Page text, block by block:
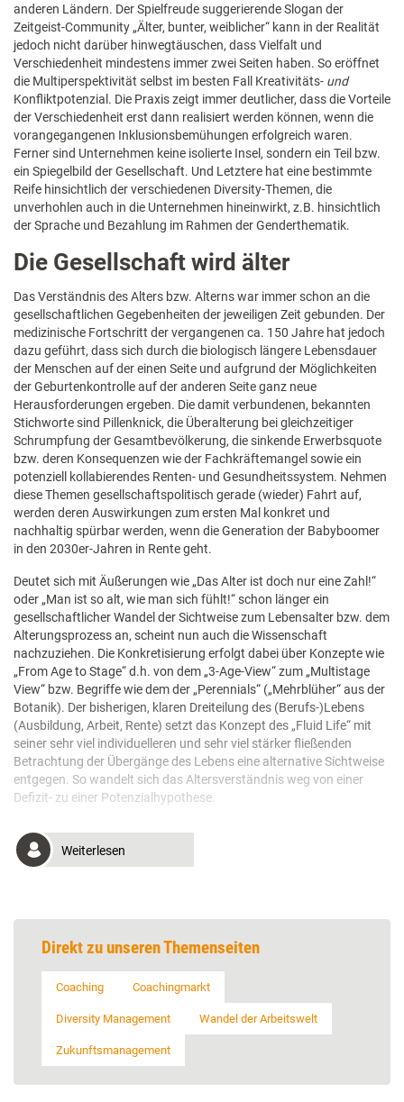
anderen Ländern. Der Spielfreude suggerierende Slogan der
Zeitgeist-Community „Älter, bunter, weiblicher“ kann in der Realität
jedoch nicht darüber hinwegtäuschen, dass Vielfalt und
Verschiedenheit mindestens immer zwei Seiten haben. So eröffnet
die Multiperspektivität selbst im besten Fall Kreativitäts- und
Konfliktpotenzial. Die Praxis zeigt immer deutlicher, dass die Vorteile
der Verschiedenheit erst dann realisiert werden können, wenn die
vorangegangenen Inklusionsbemühungen erfolgreich waren.
Ferner sind Unternehmen keine isolierte Insel, sondern ein Teil bzw.
ein Spiegelbild der Gesellschaft. Und Letztere hat eine bestimmte
Reife hinsichtlich der verschiedenen Diversity-Themen, die
unverhohlen auch in die Unternehmen hineinwirkt, z.B. hinsichtlich
der Sprache und Bezahlung im Rahmen der Genderthematik.
Die Gesellschaft wird älter
Das Verständnis des Alters bzw. Alterns war immer schon an die
gesellschaftlichen Gegebenheiten der jeweiligen Zeit gebunden. Der
medizinische Fortschritt der vergangenen ca. 150 Jahre hat jedoch
dazu geführt, dass sich durch die biologisch längere Lebensdauer
der Menschen auf der einen Seite und aufgrund der Möglichkeiten
der Geburtenkontrolle auf der anderen Seite ganz neue
Herausforderungen ergeben. Die damit verbundenen, bekannten
Stichworte sind Pillenknick, die Überalterung bei gleichzeitiger
Schrumpfung der Gesamtbevölkerung, die sinkende Erwerbsquote
bzw. deren Konsequenzen wie der Fachkräftemangel sowie ein
potenziell kollabierendes Renten- und Gesundheitssystem. Nehmen
diese Themen gesellschaftspolitisch gerade (wieder) Fahrt auf,
werden deren Auswirkungen zum ersten Mal konkret und
nachhaltig spürbar werden, wenn die Generation der Babyboomer
in den 2030er-Jahren in Rente geht.
Deutet sich mit Äußerungen wie „Das Alter ist doch nur eine Zahl!“
oder „Man ist so alt, wie man sich fühlt!“ schon länger ein
gesellschaftlicher Wandel der Sichtweise zum Lebensalter bzw. dem
Alterungsprozess an, scheint nun auch die Wissenschaft
nachzuziehen. Die Konkretisierung erfolgt dabei über Konzepte wie
„From Age to Stage“ d.h. von dem „3-Age-View“ zum „Multistage
View“ bzw. Begriffe wie dem der „Perennials“ („Mehrblüher“ aus der
Botanik). Der bisherigen, klaren Dreiteilung des (Berufs-)Lebens
(Ausbildung, Arbeit, Rente) setzt das Konzept des „Fluid Life“ mit
seiner sehr viel individuelleren und sehr viel stärker fließenden
Betrachtung der Übergänge des Lebens eine alternative Sichtweise
entgegen. So wandelt sich das Altersverständnis weg von einer
Defizit- zu einer Potenzialhypothese.
Weiterlesen
Direkt zu unseren Themenseiten
Coaching Coachingmarkt
Diversity Management Wandel der Arbeitswelt
Zukunftsmanagement